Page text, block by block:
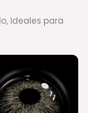
ideales para